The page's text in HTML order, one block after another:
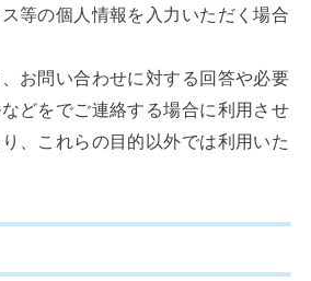
等の個人情報を入力いただく場合
お問い合わせに対する回答や必要
どをでご連絡する場合に利用させ
、これらの目的以外では利用いた